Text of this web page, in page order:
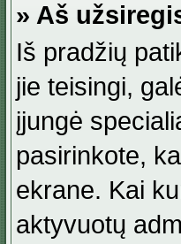
» Aš
Iš pradžių
jie teisingi,
įjungė
pasirinkote,
ekrane. Kai
aktyvuotų